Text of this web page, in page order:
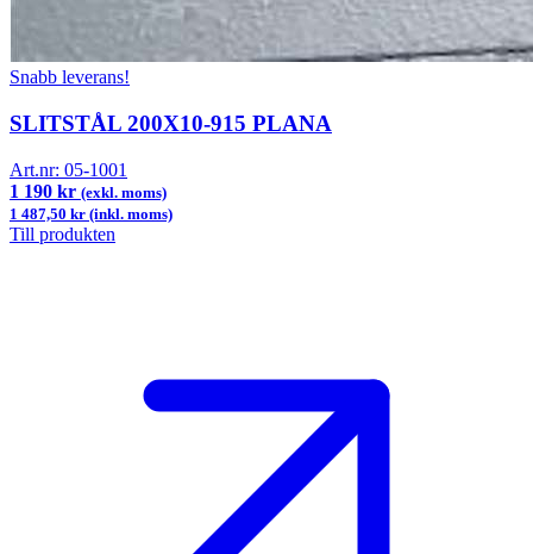
Snabb leverans!
SLITSTÅL 200X10-915 PLANA
Art.nr: 05-1001
1 190 kr (exkl. moms)
1 487,50 kr (inkl. moms)
Till produkten